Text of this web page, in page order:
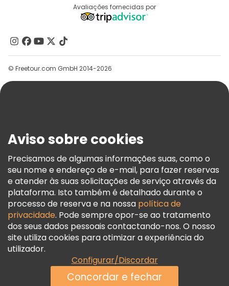
Programa De Afiliados
Contacte-Nos
Grupos
Ajuda
Termos E Informações Legais
Política De Cookies
Freetour Prémios
Programa De Fidelidade
Avaliações fornecidas por
© Freetour.com GmbH 2014-2026
Aviso sobre cookies
Precisamos de algumas informações suas, como o
seu nome e endereço de e-mail, para fazer reservas
e atender às suas solicitações de serviço através da
plataforma. Isto também é detalhado durante o
processo de reserva e na nossa política de
privacidade. Pode sempre opor-se ao tratamento
dos seus dados pessoais contactando-nos. O nosso
site utiliza cookies para otimizar a experiência do
utilizador.
Configurar/Discordar
Concordar e fechar